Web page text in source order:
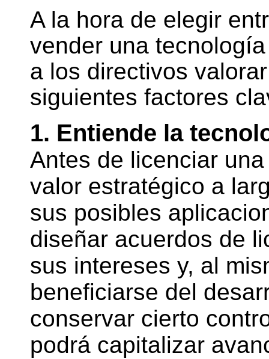
A la hora de elegir
vender una
a los directivos
siguientes factores
1. Entiende la
Antes de licenciar
valor estratégico a
sus posibles
diseñar acuerdos de
sus intereses y, al
beneficiarse del
conservar cierto
podrá capitalizar